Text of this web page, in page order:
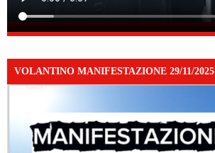
VOLANTINO MANIFESTAZIONE 29/11/2025